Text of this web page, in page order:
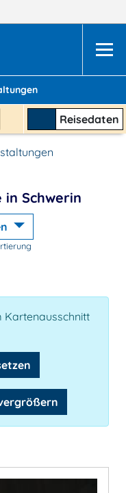
Reisedaten
in Schwerin
Kartenausschnitt